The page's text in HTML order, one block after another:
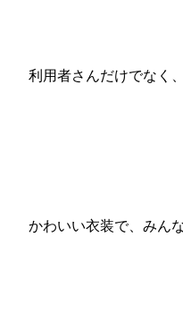
利用者さんだけでなく
かわいい衣装で、みん